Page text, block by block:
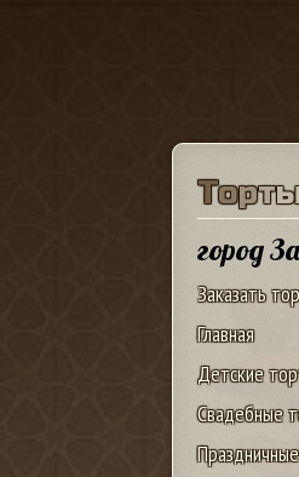
Торт
город
Заказать
Главная
Детские
Свадебные